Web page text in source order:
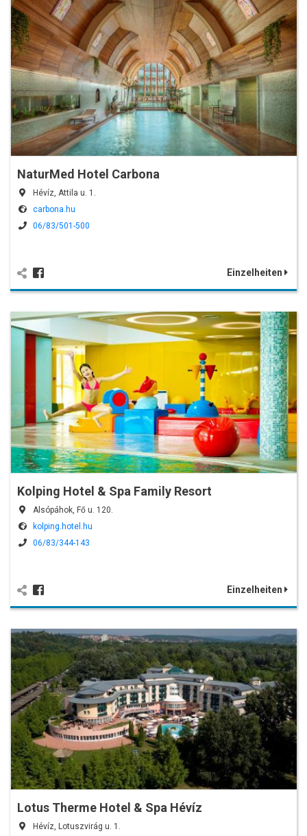
NaturMed Hotel Carbona
Hévíz, Attila u. 1.
carbona.hu
06/83/501-500
Einzelheiten
Kolping Hotel & Spa Family Resort
Alsópáhok, Fő u. 120.
kolping.hotel.hu
06/83/344-143
Einzelheiten
Lotus Therme Hotel & Spa Hévíz
Hévíz, Lotuszvirág u. 1.